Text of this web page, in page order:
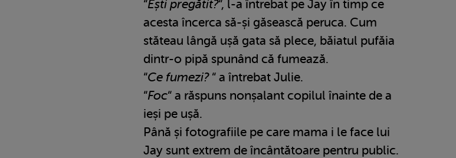
“Ești pregătit?“, l-a întrebat pe Jay în timp ce
acesta încerca să-și găsească peruca. Cum
stăteau lângă ușă gata să plece, băiatul pufăia
dintr-o pipă spunând că fumează.
“Ce fumezi?“ a întrebat Julie.
“Foc“ a răspuns nonșalant copilul înainte de a
ieși pe ușă.
Până și fotografiile pe care mama i le face lui
Jay sunt extrem de încântătoare pentru public.